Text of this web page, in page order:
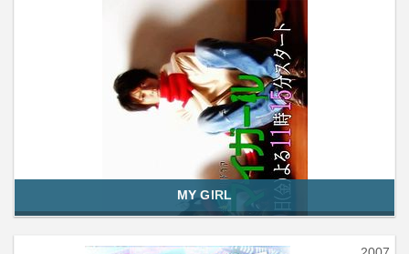
MY GIRL